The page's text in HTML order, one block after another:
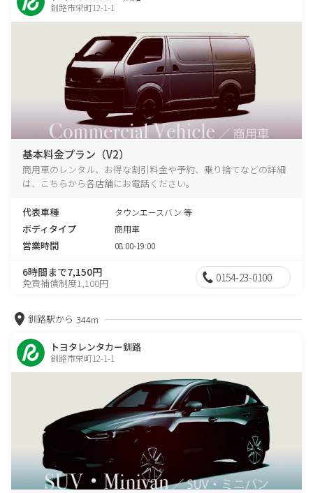
釧路市栄町12-1-1
基本料金プラン（V2）
商用車のレンタル、お得な割引料金や予約、乗り捨てなどの詳細
は、こちらから各店舗にお電話ください。
代表車種 タウンエースバン 等
ボディタイプ 商用車
営業時間 08:00-19:00
6時間まで7,150円
免責補償制度1,100円 0154-23-0100
釧路駅から 344m
トヨタレンタカー釧路
釧路市栄町12-1-1